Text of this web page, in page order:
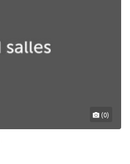
(0)